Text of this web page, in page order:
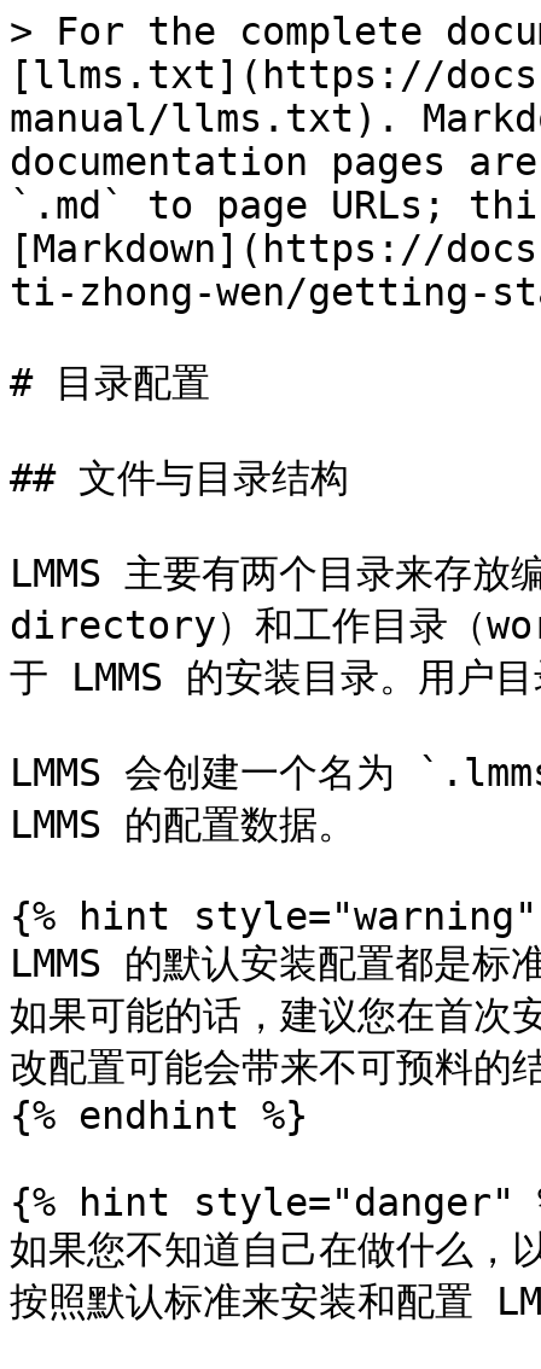
> For the complete
[llms.txt](https://
manual/llms.txt).
documentation pages
`.md` to page URLs;
[Markdown](https://
ti-zhong-wen/getting-
# 目录配置
## 文件与目录结构
LMMS 主要有两个目录来存
directory）和工作目录（
于 LMMS 的安装目录。用户
LMMS 会创建一个名为
LMMS 的配置数据。
{% hint style="warning"
LMMS 的默认安装配置都是标
如果可能的话，建议您在首次
改配置可能会带来不可预料的
{% endhint %}
{% hint style="danger"
如果您不知道自己在做什么，
按照默认标准来安装和配置